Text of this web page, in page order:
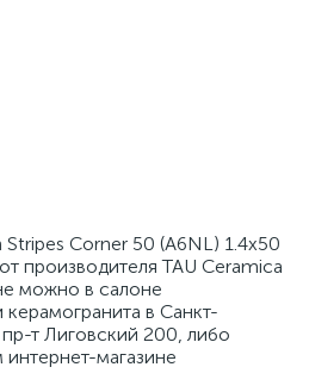
Corner 50 (A6NL) 1.4x50
производителя TAU Ceramica
можно в салоне
в Санкт-
т Лиговский 200, либо
магазине